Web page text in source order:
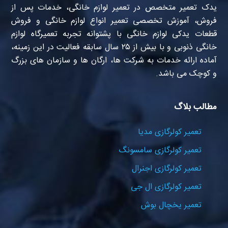
یدک تعمیر متخصص در تعمیر لوازم خانگی، خدمات پس از
فروش، آموزش تخصصی تعمیر انواع لوازم خانگی و فروش
قطعات یدکی لوازم خانگی با پشتوانه تجربه تعمیرگاه لوازم
خانگی ذنوبی و با بیش از ۲۵ سال سابقه فعالیت در این زمینه،
آماده ارائه خدمات به شرکت ها، ارگان ها و سازمان های بزرگ
و کوچک می باشد.
مطالب بلاگ
تعمیر کولرگازی مدیا
تعمیر کولرگازی سامسونگ
تعمیر کولرگازی اجنرال
تعمیر کولرگازی ال جی
تعمیر یخچال بوش